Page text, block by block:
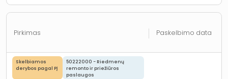
Pirkimas Paskelbimo data
Skelbiamos
derybos pagal PĮ
50222000 - Riedmenų
remonto ir priežiūros
paslaugos